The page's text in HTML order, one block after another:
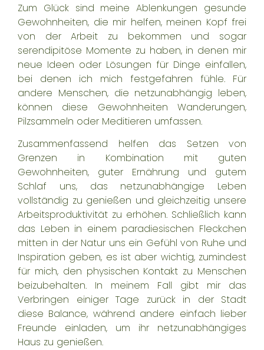
Zum Glück sind meine Ablenkungen gesunde
Gewohnheiten, die mir helfen, meinen Kopf frei
von der Arbeit zu bekommen und sogar
serendipitöse Momente zu haben, in denen mir
neue Ideen oder Lösungen für Dinge einfallen,
bei denen ich mich festgefahren fühle. Für
andere Menschen, die netzunabhängig leben,
können diese Gewohnheiten Wanderungen,
Pilzsammeln oder Meditieren umfassen.
Zusammenfassend helfen das Setzen von
Grenzen in Kombination mit guten
Gewohnheiten, guter Ernährung und gutem
Schlaf uns, das netzunabhängige Leben
vollständig zu genießen und gleichzeitig unsere
Arbeitsproduktivität zu erhöhen. Schließlich kann
das Leben in einem paradiesischen Fleckchen
mitten in der Natur uns ein Gefühl von Ruhe und
Inspiration geben, es ist aber wichtig, zumindest
für mich, den physischen Kontakt zu Menschen
beizubehalten. In meinem Fall gibt mir das
Verbringen einiger Tage zurück in der Stadt
diese Balance, während andere einfach lieber
Freunde einladen, um ihr netzunabhängiges
Haus zu genießen.